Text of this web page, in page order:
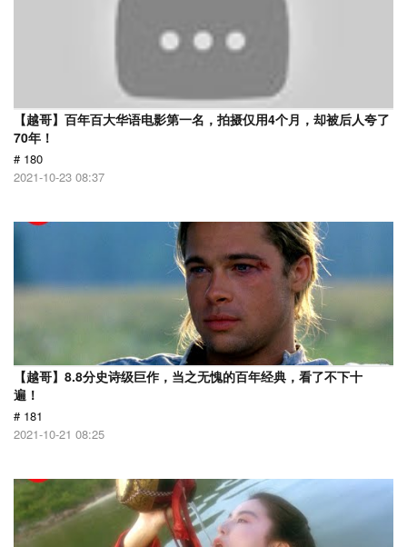
【越哥】百年百大华语电影第一名，拍摄仅用4个月，却被后人夸了
70年！
# 180
2021-10-23 08:37
【越哥】8.8分史诗级巨作，当之无愧的百年经典，看了不下十
遍！
# 181
2021-10-21 08:25